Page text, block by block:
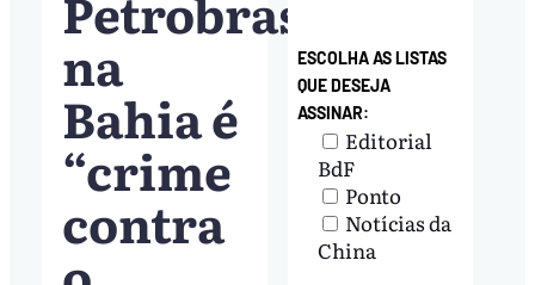
na
Bahia é
“crime
contra
ESCOLHA AS LISTAS
QUE DESEJA
ASSINAR:
Editorial
BdF
Ponto
Notícias da
China